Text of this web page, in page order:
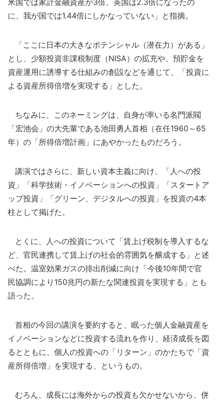
米国では家計金融資産が3倍、英国は2.3倍になったの
に、我が国では1.44倍にしかなっていない」と指摘。
「ここに日本の大きなポテンシャル（潜在力）がある」
とし、少額投資非課税制度（NISA）の拡充や、預貯金を
資産運用に誘導する仕組みの創設などを通じて、「投資に
よる資産所得倍増を実現する」とした。
ちなみに、このネーミングは、自身が率いる名門派閥
「宏池会」の大先輩である池田勇人首相（在任1960～65
年）の「所得倍増計画」にあやかったものだろう。
講演ではさらに、新しい資本主義に向け、「人への投
資」「科学技術・イノベーションへの投資」「スタートア
ップ投資」「グリーン、デジタルへの投資」を投資の4本
柱として掲げた。
とくに、人への投資について「賃上げ税制を導入するな
ど、官民連携して賃上げの社会的雰囲気を醸成する」と述
べた。温室効果ガスの排出削減に向け「今後10年間で官
民協調により150兆円の新たな関連投資を実現する」とも
語った。
首相の今回の講演を要約すると、眠った個人金融資産を
イノベーションなどに投資する流れを作り、経済成長を図
るとともに、個人の投資への「リターン」のかたちで「資
産所得倍増」を実現する、というもの。
むろん、成長には海外からの投資も欠かせないから、併